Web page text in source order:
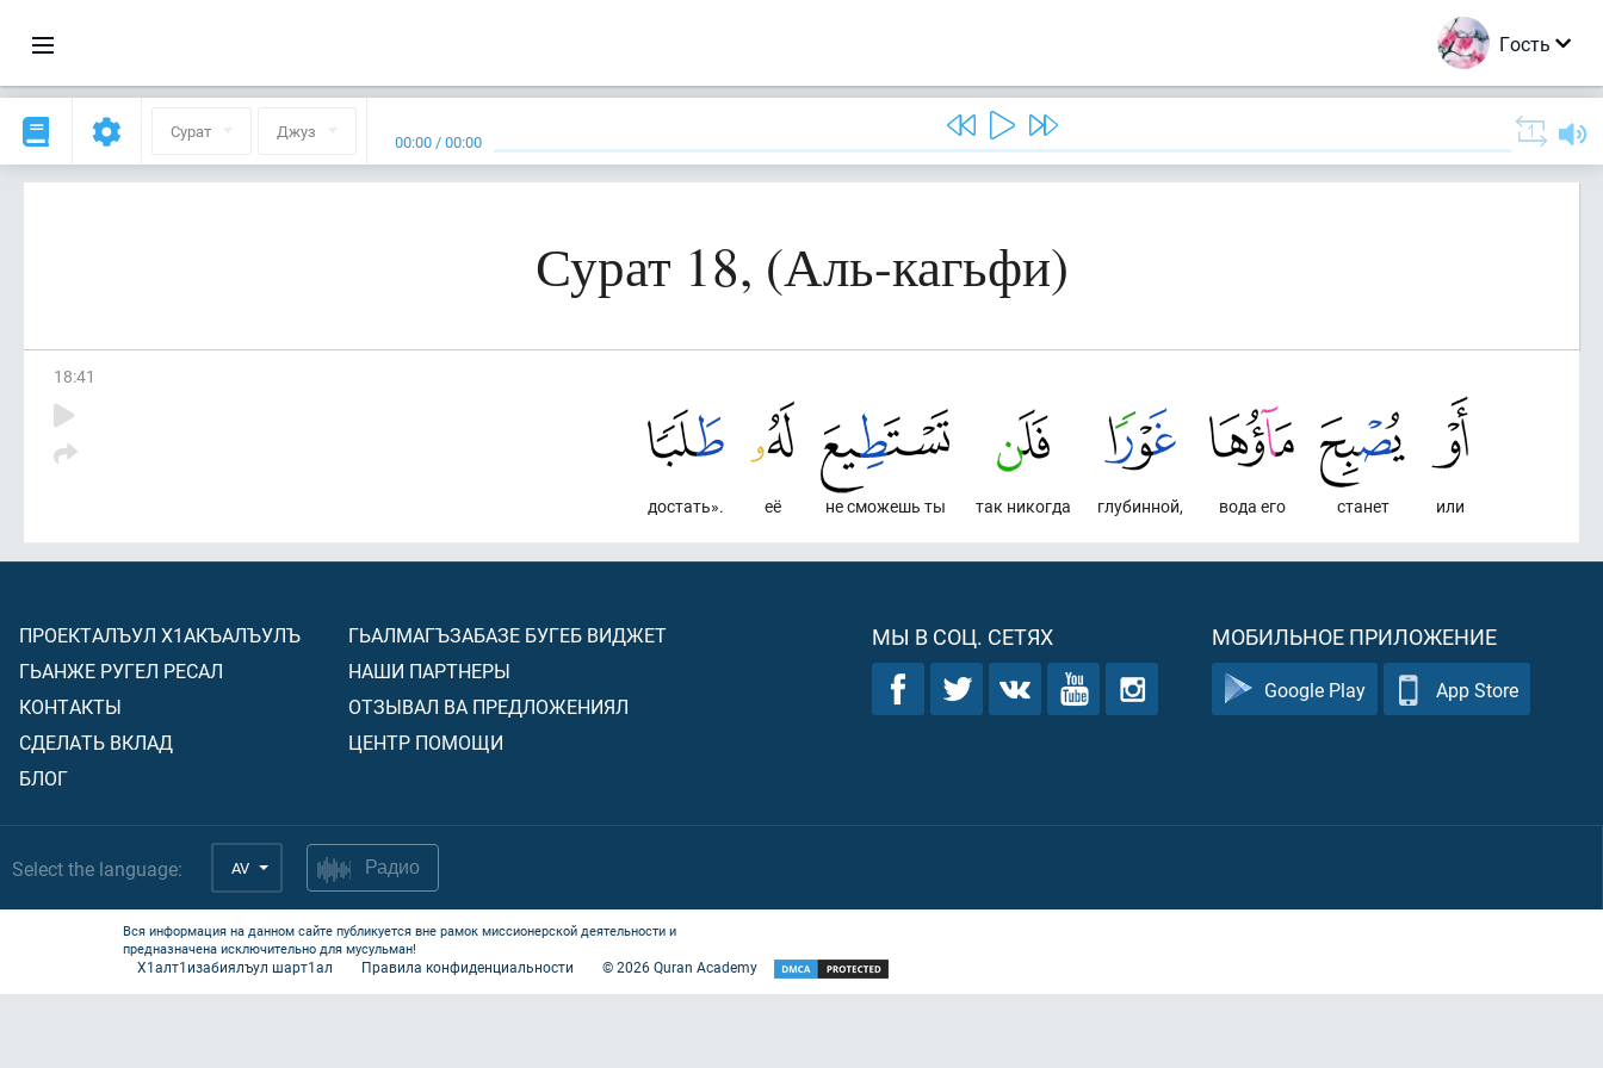
Гость
Сурат Джуз 00:00 /00:00
Сурат 18, (Аль-кагьфи)
18:41
или
станет
вода его
глубинной,
так никогда
не сможешь ты
её
достать».
ПРОЕКТАЛЪУЛ Х1АКЪАЛЪУЛЪ
ГЬАНЖЕ РУГЕЛ РЕСАЛ
КОНТАКТЫ
СДЕЛАТЬ ВКЛАД
БЛОГ
ГЬАЛМАГЪЗАБАЗЕ БУГЕБ ВИДЖЕТ
НАШИ ПАРТНЕРЫ
ОТЗЫВАЛ ВА ПРЕДЛОЖЕНИЯЛ
ЦЕНТР ПОМОЩИ
МЫ В СОЦ. СЕТЯХ МОБИЛЬНОЕ ПРИЛОЖЕНИЕ
Google Play App Store
Select the language: AV Радио
Вся информация на данном сайте публикуется вне рамок миссионерской деятельности и
предназначена исключительно для мусульман!
Х1алт1изабиялъул шарт1ал Правила конфиденциальности ©2026Quran Academy